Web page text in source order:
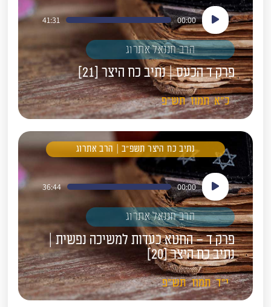
נגן
אודיו
00:00
41:31
הרב חננאל אתרוג
פרק ד הכעס | נתיב כח היצר [21]
כ"א תמוז תש"פ
נתיב כח היצר תשפ"ב | הרב אתרוג
נגן
אודיו
00:00
36:44
הרב חננאל אתרוג
פרק ד – החטא כעדות למשיכה נפשית |
נתיב כח היצר [20]
י"ד תמוז תש"פ